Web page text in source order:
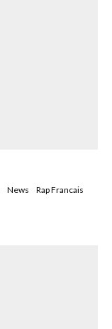
News
Rap Francais